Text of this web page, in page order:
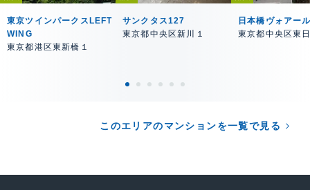
東京ツインパークスLEFT
WING
東京都港区東新橋１
サンクタス127
東京都中央区新川１
日本橋ヴォアー
東京都中央区東
このエリアのマンションを一覧で見る